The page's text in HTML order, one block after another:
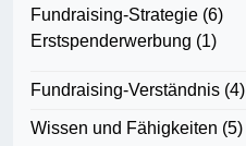
Fundraising-Strategie (6)
Erstspenderwerbung (1)
Fundraising-Verständnis (4)
Wissen und Fähigkeiten (5)